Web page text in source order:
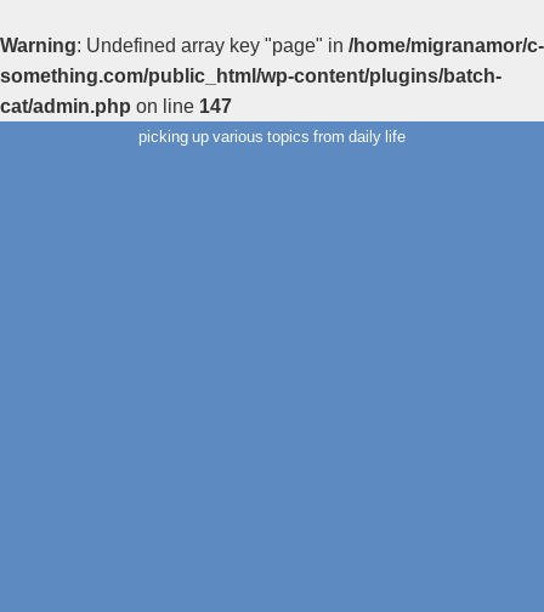
Warning: Undefined array key "page" in /home/migranamor/c-
something.com/public_html/wp-content/plugins/batch-
cat/admin.php on line 147
picking up various topics from daily life